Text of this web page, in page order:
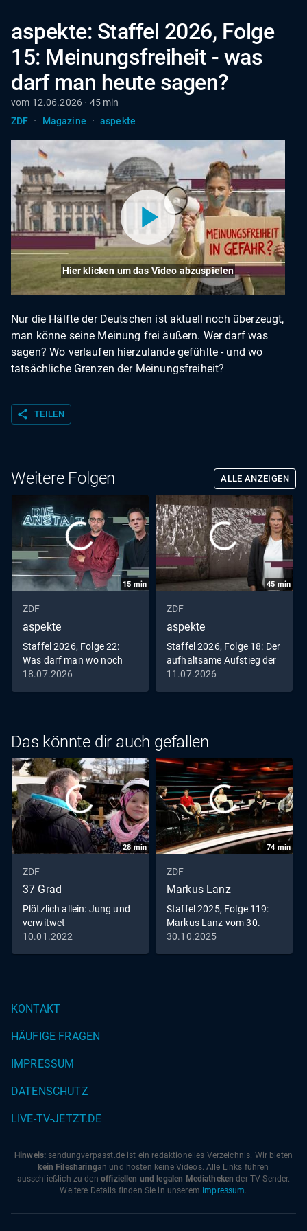
aspekte: Staffel 2026, Folge
15: Meinungsfreiheit - was
darf man heute sagen?
vom 12.06.2026 · 45 min
ZDF · Magazine · aspekte
Hier klicken um das Video abzuspielen
Nur die Hälfte der Deutschen ist aktuell noch überzeugt,
man könne seine Meinung frei äußern. Wer darf was
sagen? Wo verlaufen hierzulande gefühlte - und wo
tatsächliche Grenzen der Meinungsfreiheit?
share TEILEN
Weitere Folgen ALLE ANZEIGEN
15 min
ZDF
aspekte
Staffel 2026, Folge 22:
Was darf man wo noch
singen?
18.07.2026
45 min
ZDF
aspekte
Staffel 2026, Folge 18: Der
aufhaltsame Aufstieg der
Nazis
11.07.2026
Das könnte dir auch gefallen
28 min
ZDF
37 Grad
Plötzlich allein: Jung und
verwitwet
10.01.2022
74 min
ZDF
Markus Lanz
Staffel 2025, Folge 119:
Markus Lanz vom 30.
Oktober 2025
30.10.2025
KONTAKT
HÄUFIGE FRAGEN
IMPRESSUM
DATENSCHUTZ
LIVE-TV-JETZT.DE
Hinweis: sendungverpasst.de ist ein redaktionelles Verzeichnis. Wir bieten
kein Filesharingan und hosten keine Videos. Alle Links führen
ausschließlich zu den offiziellen und legalen Mediatheken der TV-Sender.
Weitere Details finden Sie in unserem Impressum.